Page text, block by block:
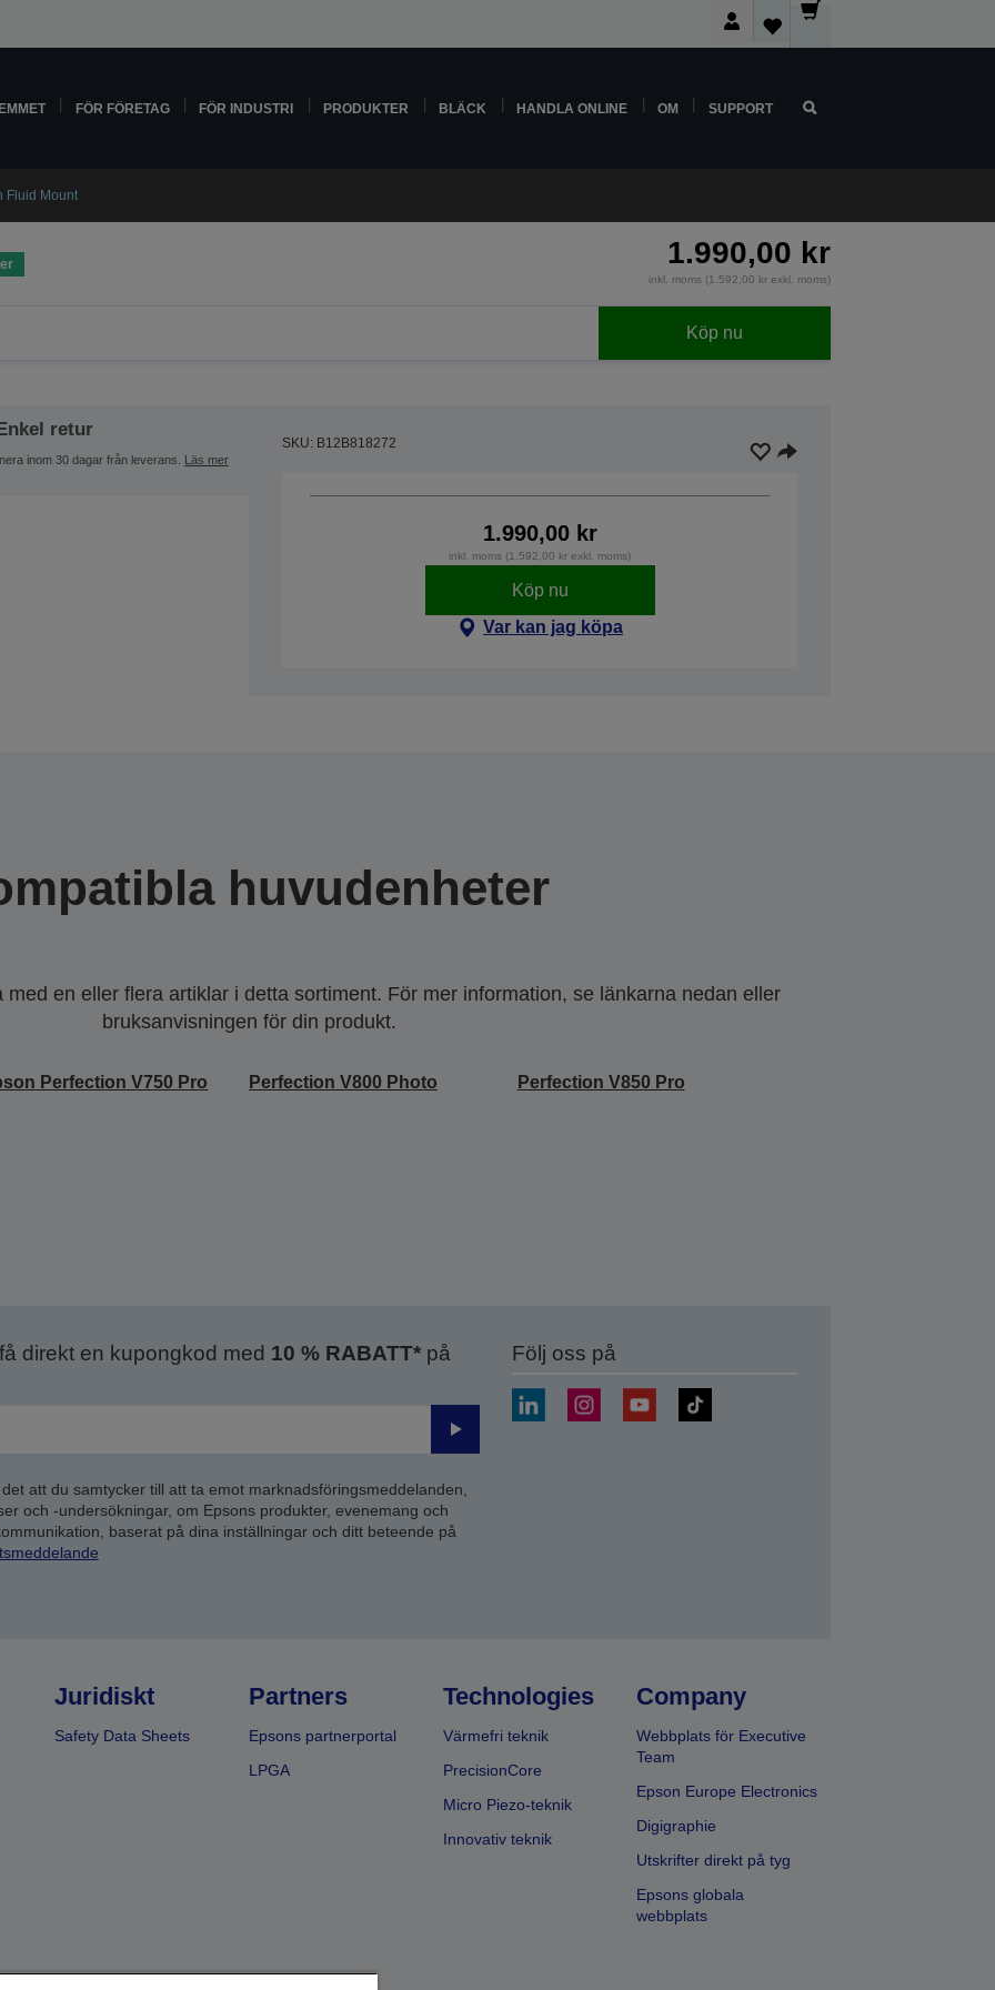
FÖR FÖRETAG FÖR INDUSTRI PRODUKTER BLÄCK HANDLA ONLINE OM SUPPORT
Fluid Mount
1.990,00 kr
inkl. moms (1.592,00 kr exkl. moms)
Köp nu
retur
inom 30 dagar från leverans. Läs mer
SKU: B12B818272
1.990,00 kr
inkl. moms (1.592,00 kr exkl. moms)
Köp nu
Var kan jag köpa
huvudenheter
en eller flera artiklar i detta sortiment. För mer information, se länkarna nedan eller
bruksanvisningen för din produkt.
Perfection V750 Pro Perfection V800 Photo Perfection V850 Pro
direkt en kupongkod med 10 % RABATT*på
Skicka
att du samtycker till att ta emot marknadsföringsmeddelanden,
och -undersökningar, om Epsons produkter, evenemang och
baserat på dina inställningar och ditt beteende på
Följ oss på
Juridiskt
Safety Data Sheets
Partners
Epsons partnerportal
LPGA
Technologies
Värmefri teknik
PrecisionCore
Micro Piezo-teknik
Innovativ teknik
Company
Webbplats för Executive
Team
Epson Europe Electronics
Digigraphie
Utskrifter direkt på tyg
Epsons globala
webbplats